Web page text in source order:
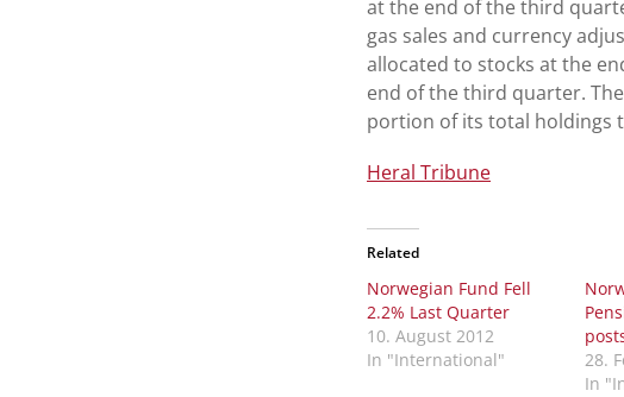
at the end of the third
gas sales and currency
allocated to stocks at the
end of the third quarter.
portion of its total holdings
Heral Tribune
Related
Norwegian Fund Fell
2.2% Last Quarter
10. August 2012
In "International"
28.
In